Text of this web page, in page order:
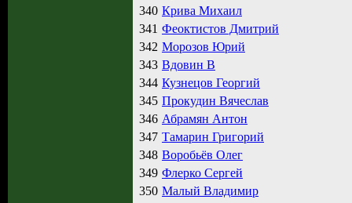
340 Крива Михаил
341 Феоктистов Дмитрий
342 Морозов Юрий
343 Вдовин В
344 Кузнецов Георгий
345 Прокудин Вячеслав
346 Абрамян Антон
347 Тамарин Григорий
348 Воробьёв Олег
349 Флерко Сергей
350 Малый Владимир